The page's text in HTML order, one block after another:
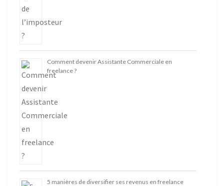
Comment devenir Assistante Commerciale en
freelance ?
5 manières de diversifier ses revenus en freelance